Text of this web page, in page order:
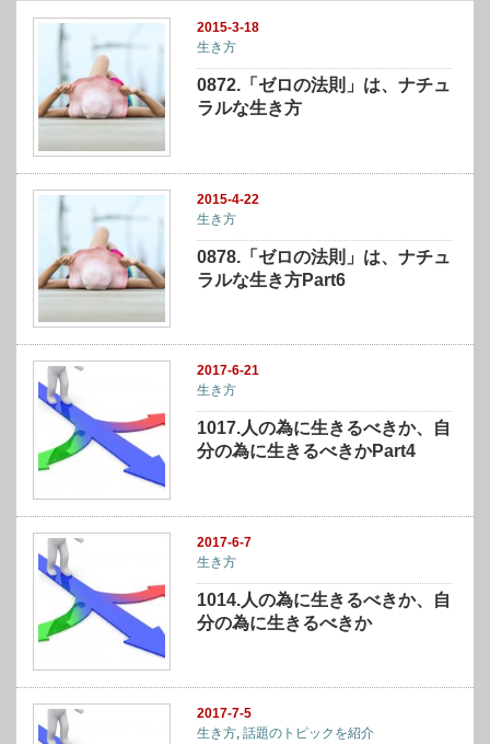
2015-3-18
生き方
0872.「ゼロの法則」は、ナチュ
ラルな生き方
2015-4-22
生き方
0878.「ゼロの法則」は、ナチュ
ラルな生き方Part6
2017-6-21
生き方
1017.人の為に生きるべきか、自
分の為に生きるべきかPart4
2017-6-7
生き方
1014.人の為に生きるべきか、自
分の為に生きるべきか
2017-7-5
生き方,話題のトピックを紹介